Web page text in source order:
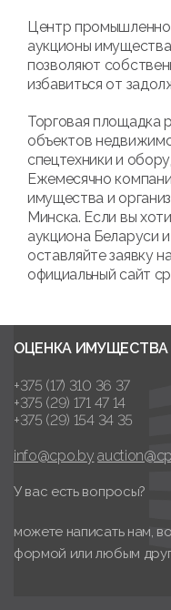
Центр
аукционы
позволяют
избавиться от
Торговая площадка
объектов
спецтехники и
Ежемесячно
имущества и
Минска. Если вы
аукциона Беларуси
оставляйте заявку
официальный сайт
ОЦЕНКА ИМУЩЕСТВА
+375 (17) 310 36 37
+375 (29) 171 47 14
+375 (29) 154 34 35
info@cpo.by
У вас есть вопросы?
можете написать нам,
формой или любым